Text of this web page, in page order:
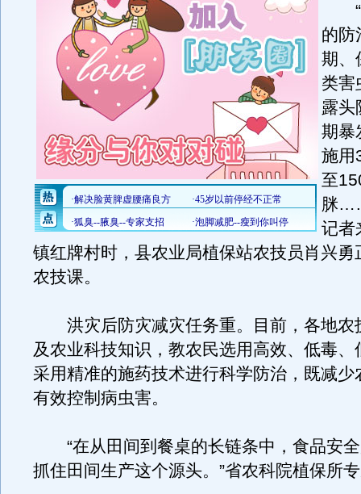
“
的防
期、
类害
露头
期暴
施用
至
脒
记者
镇红牌村时，县农业局植保站农技员肖兴勇
农技课。
洪灾后防灾减灾任务重。目前，各地农
及农业科技知识，教农民选用高效、低毒、
采用精准的施药技术进行科学防治，既减少
有效控制病虫害。
“在从田间到餐桌的长链条中，食品安全
抓住田间生产这个源头。”省农科院植保所